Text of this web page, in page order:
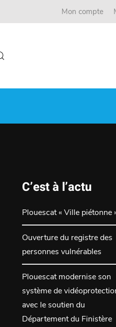
Mon compte
C’est à l’actu
Plouescat « Ville piétonne
Ouverture du registre des
personnes vulnérables
Plouescat modernise son
système de
avec le soutien du
Département du Finistère